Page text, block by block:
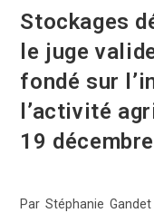
Stockages
le juge
fondé sur
l’activité
19
Par Stéphanie